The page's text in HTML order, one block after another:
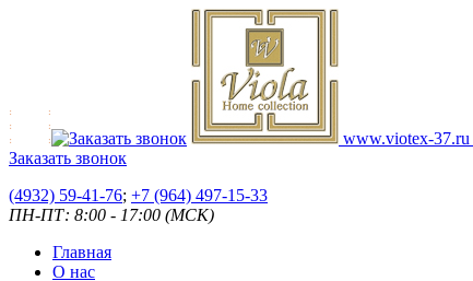
www.viotex-37.ru
Заказать звонок
(4932) 59-41-76; +7 (964) 497-15-33
ПН-ПТ: 8:00 - 17:00 (МСК)
Главная
О нас